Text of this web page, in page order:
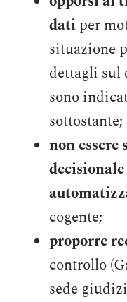
datiper
situazione
dettagli
sono
sottostante;
non essere
cogente;
proporre
controllo
sede